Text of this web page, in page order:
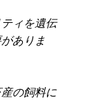
ィを遺伝
ありま
の飼料に